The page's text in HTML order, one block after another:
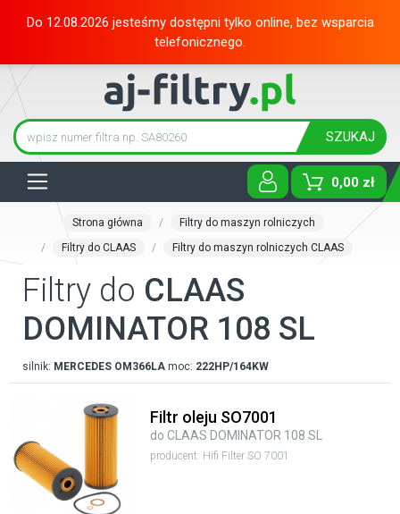
Do 12.08.2026 jesteśmy dostępni tylko online, bez wsparcia
telefonicznego.
SZUKAJ
0,00 zł
Strona główna
Filtry do maszyn rolniczych
Filtry do CLAAS
Filtry do maszyn rolniczych CLAAS
Filtry do CLAAS
DOMINATOR 108 SL
silnik: MERCEDES OM366LA moc: 222HP/164KW
Filtr oleju SO7001
do CLAAS DOMINATOR 108 SL
producent: Hifi Filter SO 7001